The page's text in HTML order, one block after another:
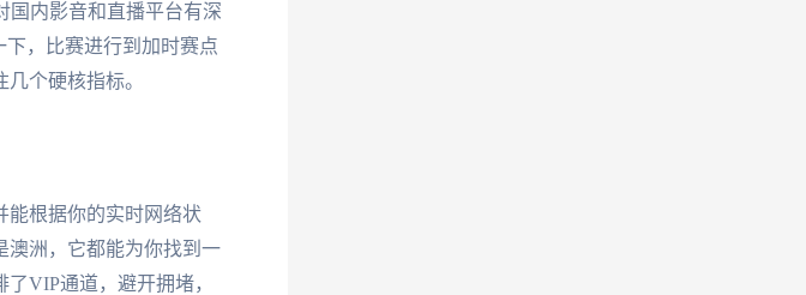
国内影音和直播平台有深
，比赛进行到加时赛点
个硬核指标。
能根据你的实时网络状
澳洲，它都能为你找到一
VIP通道，避开拥堵，